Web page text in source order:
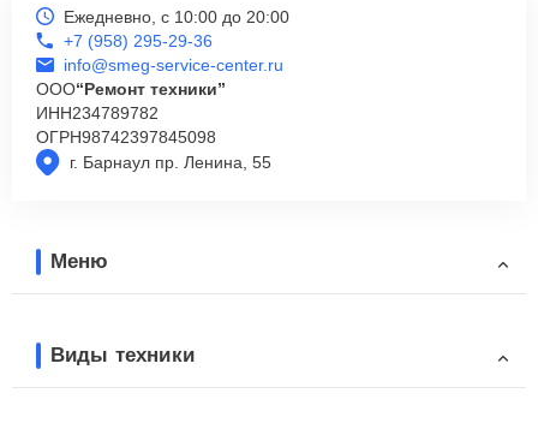
г. Барнаул пр. Ленина, 55
Ежедневно, с 10:00 до 20:00
+7 (958) 295-29-36
info@smeg-service-center.ru
ООО“Ремонт техники”
ИНН234789782
ОГРН98742397845098
Меню
Виды техники